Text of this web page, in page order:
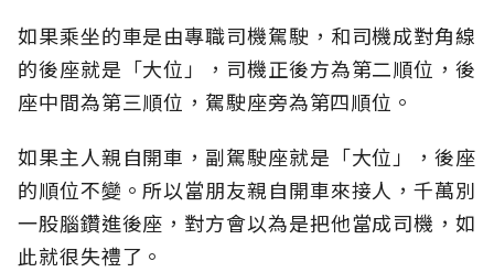
如果乘坐的車是由專職司機駕駛，和司機成對角線
的後座就是「大位」，司機正後方為第二順位，後
座中間為第三順位，駕駛座旁為第四順位。
如果主人親自開車，副駕駛座就是「大位」，後座
的順位不變。所以當朋友親自開車來接人，千萬別
一股腦鑽進後座，對方會以為是把他當成司機，如
此就很失禮了。